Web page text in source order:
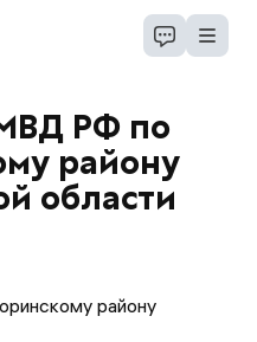
РФ по
району
области
району